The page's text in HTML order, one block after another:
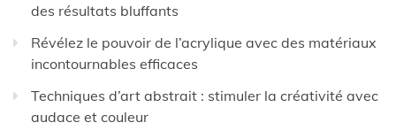
des résultats bluffants
Révélez le pouvoir de l’acrylique avec des matériaux
incontournables efficaces
Techniques d’art abstrait : stimuler la créativité avec
audace et couleur